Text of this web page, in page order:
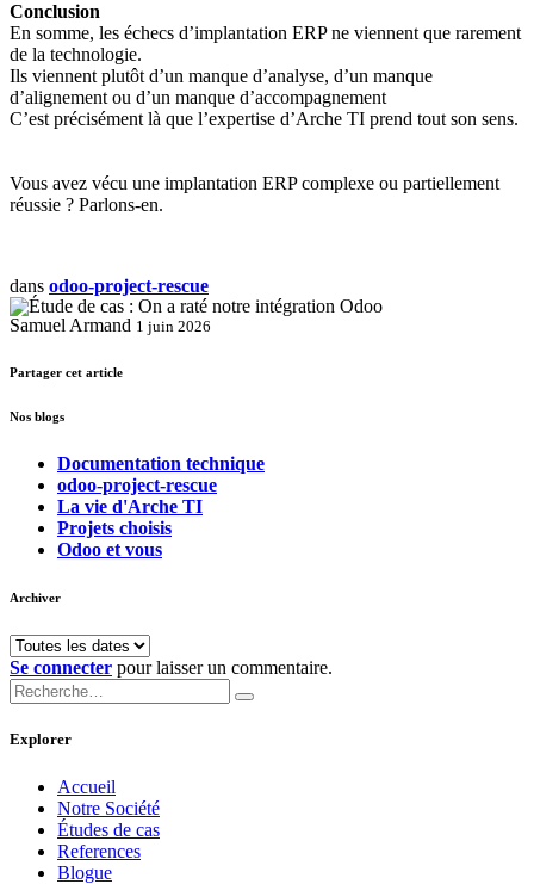
Conclusion
En somme, les échecs d’implantation ERP ne viennent que rarement
de la technologie.
Ils viennent plutôt d’un manque d’analyse, d’un manque
d’alignement ou d’un manque d’accompagnement
C’est précisément là que l’expertise d’Arche TI prend tout son sens.
Vous avez vécu une implantation ERP complexe ou partiellement
réussie ? Parlons-en.
dans odoo-project-rescue
Samuel Armand 1 juin 2026
Partager cet article
Nos blogs
Documentation technique
odoo-project-rescue
La vie d'Arche TI
Projets choisis
Odoo et vous
Archiver
Se connecter pour laisser un commentaire.
Explorer
Accueil
Notre Société
Études de cas
References
Blogue